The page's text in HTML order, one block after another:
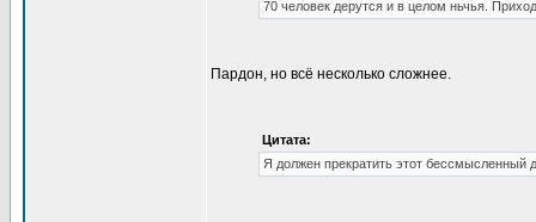
70 человек дерутся и в целом ньчья.
Пардон, но всё несколько сложнее.
Цитата:
Я должен прекратить этот бессмысленный